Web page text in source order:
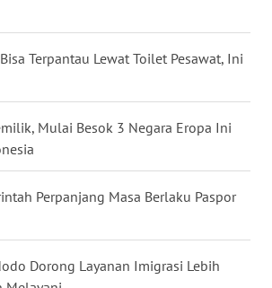
Terpantau Lewat Toilet Pesawat, Ini
Mulai Besok 3 Negara Eropa Ini
Perpanjang Masa Berlaku Paspor
Dorong Layanan Imigrasi Lebih